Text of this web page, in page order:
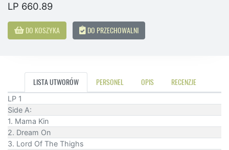
LP 660.89
DO KOSZYKA DO PRZECHOWALNI
LISTA UTWORÓW PERSONEL OPIS RECENZJE
LP 1
Side A:
1. Mama Kin
2. Dream On
3. Lord Of The Thighs